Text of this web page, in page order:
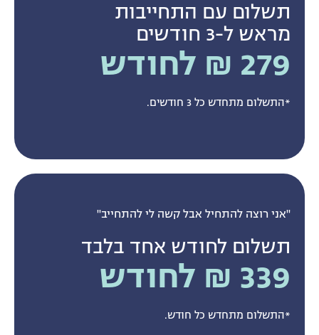
"אני רוצה להתחיל אבל קשה לי להתחייב"
תשלום לחודש אחד בלבד
339 ₪ לחודש
*התשלום מתחדש כל חודש.
תשלום עם התחייבות
מראש ל-3 חודשים
279 ₪ לחודש
*התשלום מתחדש כל 3 חודשים.